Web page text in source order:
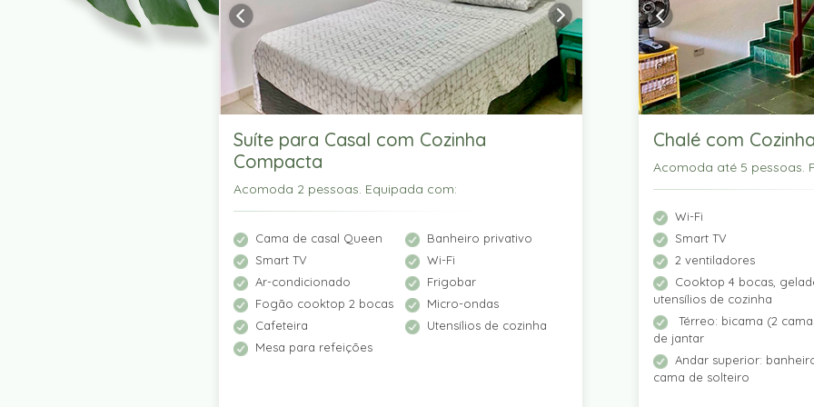
Suíte para Casal com Cozinha
Compacta
Acomoda 2 pessoas. Equipada com:
Cama de casal Queen
Banheiro privativo
Smart TV
Wi-Fi
Ar-condicionado
Frigobar
Fogão cooktop 2 bocas
Micro-ondas
Cafeteira
Utensílios de cozinha
Mesa para refeições
Chalé com
Acomoda até 5 pessoas.
Wi-Fi
Smart TV
2 ventiladores
Cooktop 4 bocas,
utensílios de cozinha
Térreo: bicama (2
de jantar
Andar superior:
cama de solteiro